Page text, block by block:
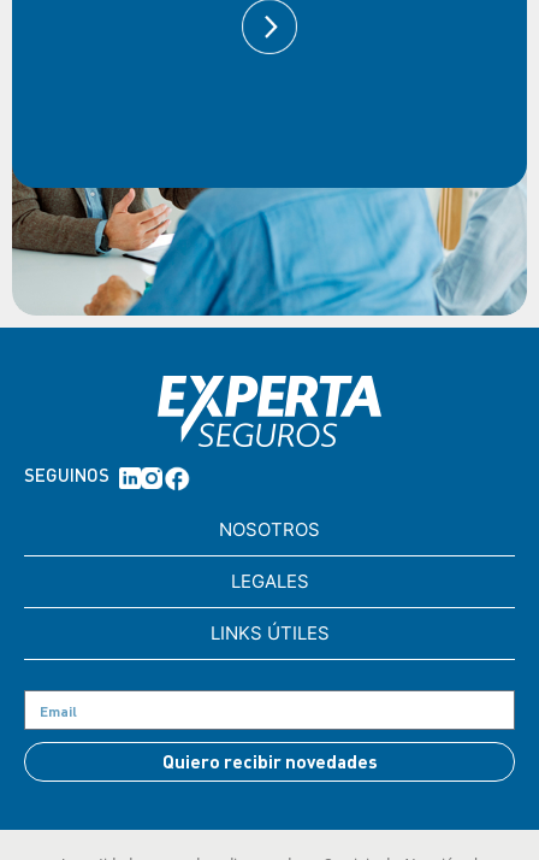
SEGUINOS
NOSOTROS
LEGALES
LINKS ÚTILES
Quiero recibir novedades